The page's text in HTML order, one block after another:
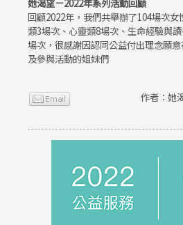
她渴望－2022年系列活動回顧
回顧2022年，我們共舉辦了104場次
類3場次、心靈類8場次、生命經驗與
場次，很感謝因認同公益付出理念願
及參與活動的姐妹們
作者：她